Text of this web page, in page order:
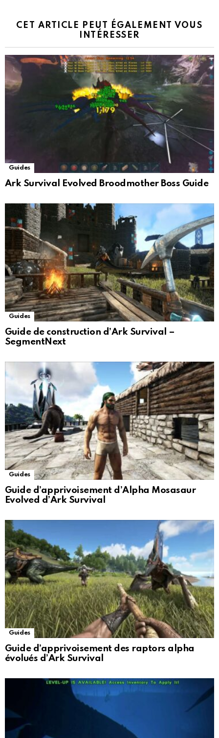
CET ARTICLE PEUT ÉGALEMENT VOUS
INTÉRESSER
Guides
Ark Survival Evolved Broodmother Boss Guide
Guides
Guide de construction d’Ark Survival –
SegmentNext
Guides
Guide d’apprivoisement d’Alpha Mosasaur
Evolved d’Ark Survival
Guides
Guide d’apprivoisement des raptors alpha
évolués d’Ark Survival